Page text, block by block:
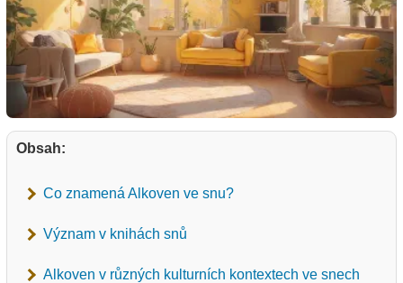
Obsah:
Co znamená Alkoven ve snu?
Význam v knihách snů
Alkoven v různých kulturních kontextech ve snech